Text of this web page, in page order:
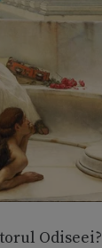
Odiseei?